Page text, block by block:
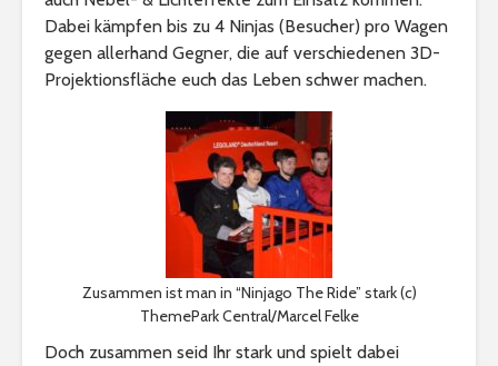
Dabei kämpfen bis zu 4 Ninjas (Besucher) pro Wagen
gegen allerhand Gegner, die auf verschiedenen 3D-
Projektionsfläche euch das Leben schwer machen.
Zusammen ist man in “Ninjago The Ride” stark (c)
ThemePark Central/Marcel Felke
Doch zusammen seid Ihr stark und spielt dabei